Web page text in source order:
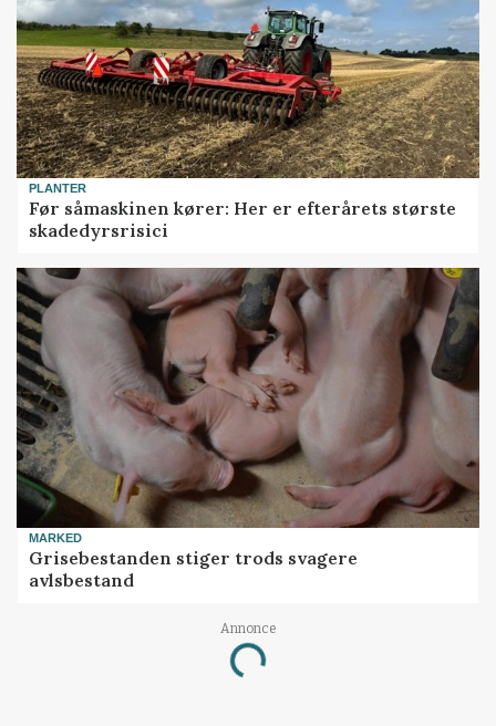
PLANTER
Før såmaskinen kører: Her er efterårets største
skadedyrsrisici
MARKED
Grisebestanden stiger trods svagere
avlsbestand
Annonce
Loading...